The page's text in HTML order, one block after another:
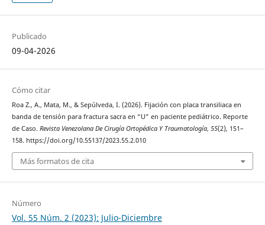
Publicado
09-04-2026
Cómo citar
Roa Z., A., Mata, M., & Sepúlveda, I. (2026). Fijación con placa transiliaca en
banda de tensión para fractura sacra en “U” en paciente pediátrico. Reporte
de Caso. Revista Venezolana De Cirugía Ortopédica Y Traumatología, 55(2), 151–
158. https://doi.org/10.55137/2023.55.2.010
Más formatos de cita
Número
Vol. 55 Núm. 2 (2023): Julio-Diciembre